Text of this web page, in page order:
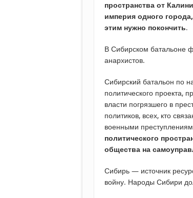
пространства от
империя одного
этим нужно покончить.
В Сибирском батальоне
анархистов.
Сибирский батальон по
политического проекта,
власти погрязшего в
политиков, всех, кто
военными
политического
общества на
Сибирь — источник
войну. Народы Сибири